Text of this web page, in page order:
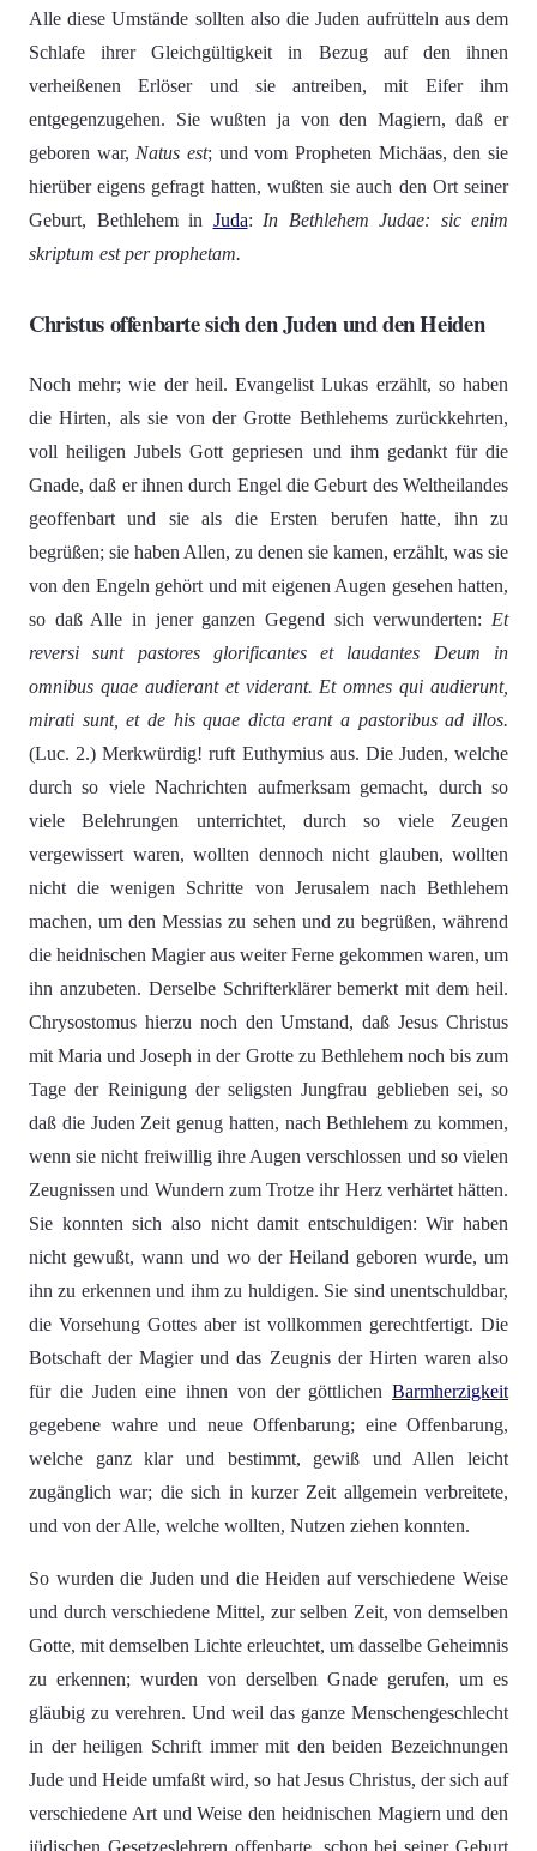
Alle diese Umstände sollten also die Juden aufrütteln aus dem
Schlafe ihrer Gleichgültigkeit in Bezug auf den ihnen
verheißenen Erlöser und sie antreiben, mit Eifer ihm
entgegenzugehen. Sie wußten ja von den Magiern, daß er
geboren war, Natus est; und vom Propheten Michäas, den sie
hierüber eigens gefragt hatten, wußten sie auch den Ort seiner
Geburt, Bethlehem in Juda: In Bethlehem Judae: sic enim
skriptum est per prophetam.
Christus offenbarte sich den Juden und den Heiden
Noch mehr; wie der heil. Evangelist Lukas erzählt, so haben
die Hirten, als sie von der Grotte Bethlehems zurückkehrten,
voll heiligen Jubels Gott gepriesen und ihm gedankt für die
Gnade, daß er ihnen durch Engel die Geburt des Weltheilandes
geoffenbart und sie als die Ersten berufen hatte, ihn zu
begrüßen; sie haben Allen, zu denen sie kamen, erzählt, was sie
von den Engeln gehört und mit eigenen Augen gesehen hatten,
so daß Alle in jener ganzen Gegend sich verwunderten: Et
reversi sunt pastores glorificantes et laudantes Deum in
omnibus quae audierant et viderant. Et omnes qui audierunt,
mirati sunt, et de his quae dicta erant a pastoribus ad illos.
(Luc. 2.) Merkwürdig! ruft Euthymius aus. Die Juden, welche
durch so viele Nachrichten aufmerksam gemacht, durch so
viele Belehrungen unterrichtet, durch so viele Zeugen
vergewissert waren, wollten dennoch nicht glauben, wollten
nicht die wenigen Schritte von Jerusalem nach Bethlehem
machen, um den Messias zu sehen und zu begrüßen, während
die heidnischen Magier aus weiter Ferne gekommen waren, um
ihn anzubeten. Derselbe Schrifterklärer bemerkt mit dem heil.
Chrysostomus hierzu noch den Umstand, daß Jesus Christus
mit Maria und Joseph in der Grotte zu Bethlehem noch bis zum
Tage der Reinigung der seligsten Jungfrau geblieben sei, so
daß die Juden Zeit genug hatten, nach Bethlehem zu kommen,
wenn sie nicht freiwillig ihre Augen verschlossen und so vielen
Zeugnissen und Wundern zum Trotze ihr Herz verhärtet hätten.
Sie konnten sich also nicht damit entschuldigen: Wir haben
nicht gewußt, wann und wo der Heiland geboren wurde, um
ihn zu erkennen und ihm zu huldigen. Sie sind unentschuldbar,
die Vorsehung Gottes aber ist vollkommen gerechtfertigt. Die
Botschaft der Magier und das Zeugnis der Hirten waren also
für die Juden eine ihnen von der göttlichen Barmherzigkeit
gegebene wahre und neue Offenbarung; eine Offenbarung,
welche ganz klar und bestimmt, gewiß und Allen leicht
zugänglich war; die sich in kurzer Zeit allgemein verbreitete,
und von der Alle, welche wollten, Nutzen ziehen konnten.
So wurden die Juden und die Heiden auf verschiedene Weise
und durch verschiedene Mittel, zur selben Zeit, von demselben
Gotte, mit demselben Lichte erleuchtet, um dasselbe Geheimnis
zu erkennen; wurden von derselben Gnade gerufen, um es
gläubig zu verehren. Und weil das ganze Menschengeschlecht
in der heiligen Schrift immer mit den beiden Bezeichnungen
Jude und Heide umfaßt wird, so hat Jesus Christus, der sich auf
verschiedene Art und Weise den heidnischen Magiern und den
jüdischen Gesetzeslehrern offenbarte, schon bei seiner Geburt